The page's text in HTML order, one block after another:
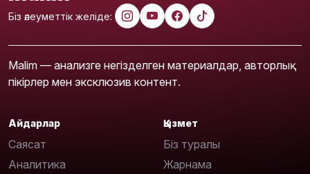
Біз әлеуметтік желіде:
Malim — анализге негізделген материалдар, авторлық
пікірлер мен эксклюзив контент.
Айдарлар
Саясат
Аналитика
Қызмет
Біз туралы
Жарнама